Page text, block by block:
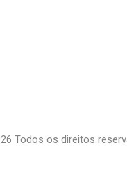
Todos os direitos